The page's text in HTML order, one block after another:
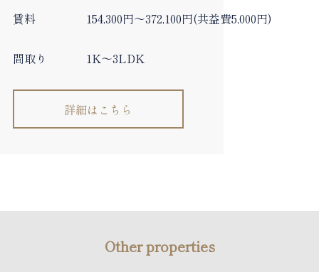
賃料 154,300円～372,100円(共益費5,000円)
間取り 1K～3LDK
詳細はこちら